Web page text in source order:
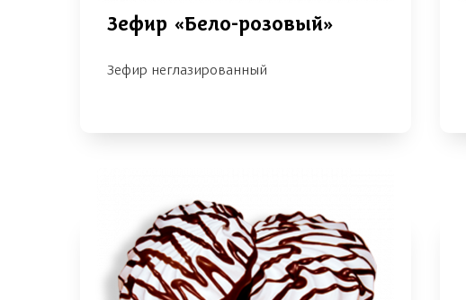
Зефир «Бело-розовый»
Зефир неглазированный